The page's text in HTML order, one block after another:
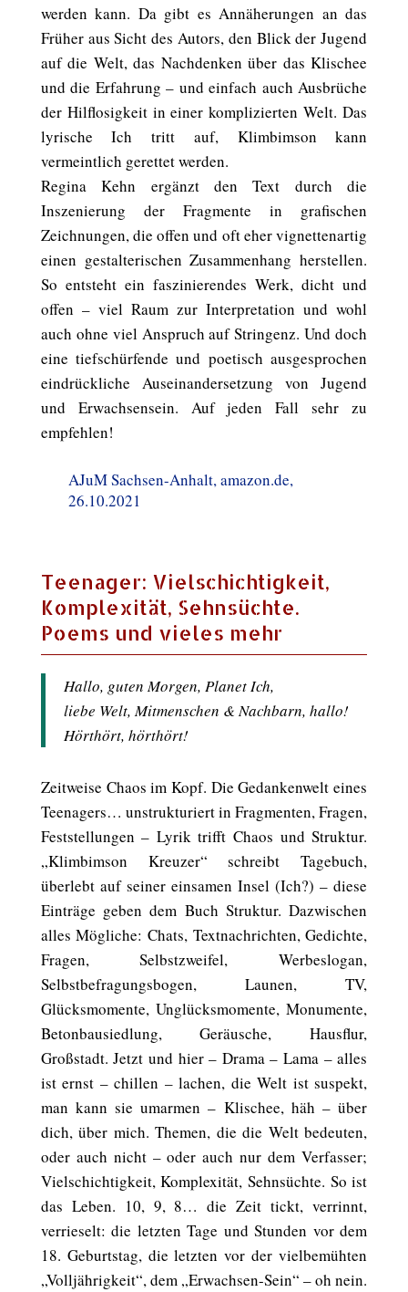
werden kann. Da gibt es Annäherungen an das
Früher aus Sicht des Autors, den Blick der Jugend
auf die Welt, das Nachdenken über das Klischee
und die Erfahrung – und einfach auch Ausbrüche
der Hilflosigkeit in einer komplizierten Welt. Das
lyrische Ich tritt auf, Klimbimson kann
vermeintlich gerettet werden.
Regina Kehn ergänzt den Text durch die
Inszenierung der Fragmente in grafischen
Zeichnungen, die offen und oft eher vignettenartig
einen gestalterischen Zusammenhang herstellen.
So entsteht ein faszinierendes Werk, dicht und
offen – viel Raum zur Interpretation und wohl
auch ohne viel Anspruch auf Stringenz. Und doch
eine tiefschürfende und poetisch ausgesprochen
eindrückliche Auseinandersetzung von Jugend
und Erwachsensein. Auf jeden Fall sehr zu
empfehlen!
AJuM Sachsen-Anhalt, amazon.de,
26.10.2021
Teenager: Vielschichtigkeit,
Komplexität, Sehnsüchte.
Poems und vieles mehr
Hallo, guten Morgen, Planet Ich,
liebe Welt, Mitmenschen & Nachbarn, hallo!
Hörthört, hörthört!
Zeitweise Chaos im Kopf. Die Gedankenwelt eines
Teenagers… unstrukturiert in Fragmenten, Fragen,
Feststellungen – Lyrik trifft Chaos und Struktur.
„Klimbimson Kreuzer“ schreibt Tagebuch,
überlebt auf seiner einsamen Insel (Ich?) – diese
Einträge geben dem Buch Struktur. Dazwischen
alles Mögliche: Chats, Textnachrichten, Gedichte,
Fragen, Selbstzweifel, Werbeslogan,
Selbstbefragungsbogen, Launen, TV,
Glücksmomente, Unglücksmomente, Monumente,
Betonbausiedlung, Geräusche, Hausflur,
Großstadt. Jetzt und hier – Drama – Lama – alles
ist ernst – chillen – lachen, die Welt ist suspekt,
man kann sie umarmen – Klischee, häh – über
dich, über mich. Themen, die die Welt bedeuten,
oder auch nicht – oder auch nur dem Verfasser;
Vielschichtigkeit, Komplexität, Sehnsüchte. So ist
das Leben. 10, 9, 8… die Zeit tickt, verrinnt,
verrieselt: die letzten Tage und Stunden vor dem
18. Geburtstag, die letzten vor der vielbemühten
„Volljährigkeit“, dem „Erwachsen-Sein“ – oh nein.